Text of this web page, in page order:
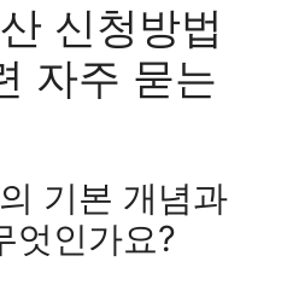
신청방법
자주 묻는
기본 개념과
엇인가요?